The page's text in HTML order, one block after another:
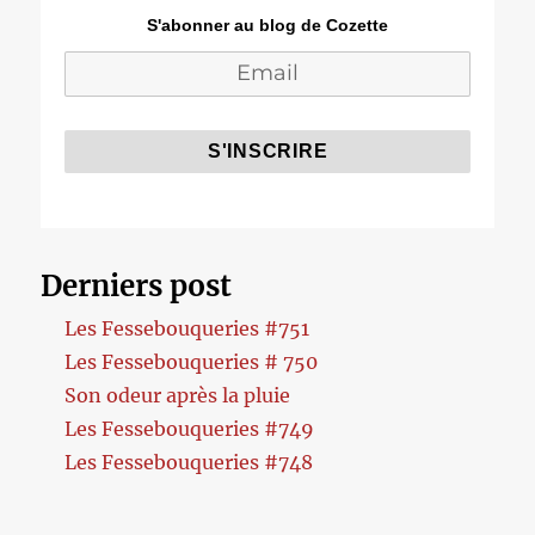
S'abonner au blog de Cozette
Derniers post
Les Fessebouqueries #751
Les Fessebouqueries # 750
Son odeur après la pluie
Les Fessebouqueries #749
Les Fessebouqueries #748